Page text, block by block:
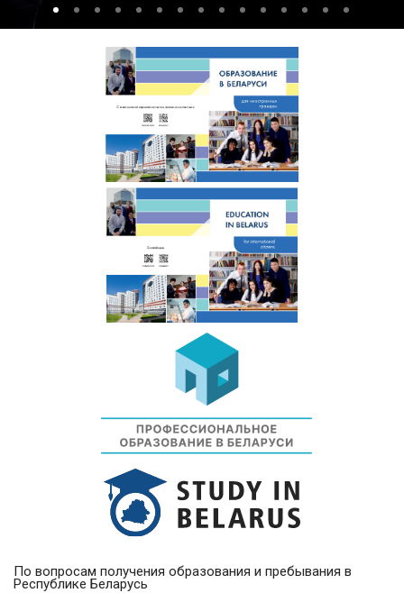
По вопросам получения образования и пребывания в
Республике Беларусь